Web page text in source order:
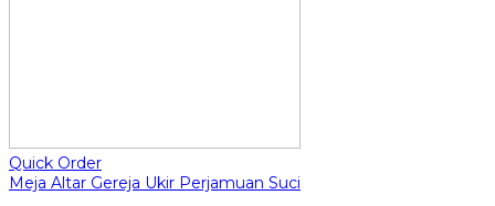
Quick Order
Meja Altar Gereja Ukir Perjamuan Suci